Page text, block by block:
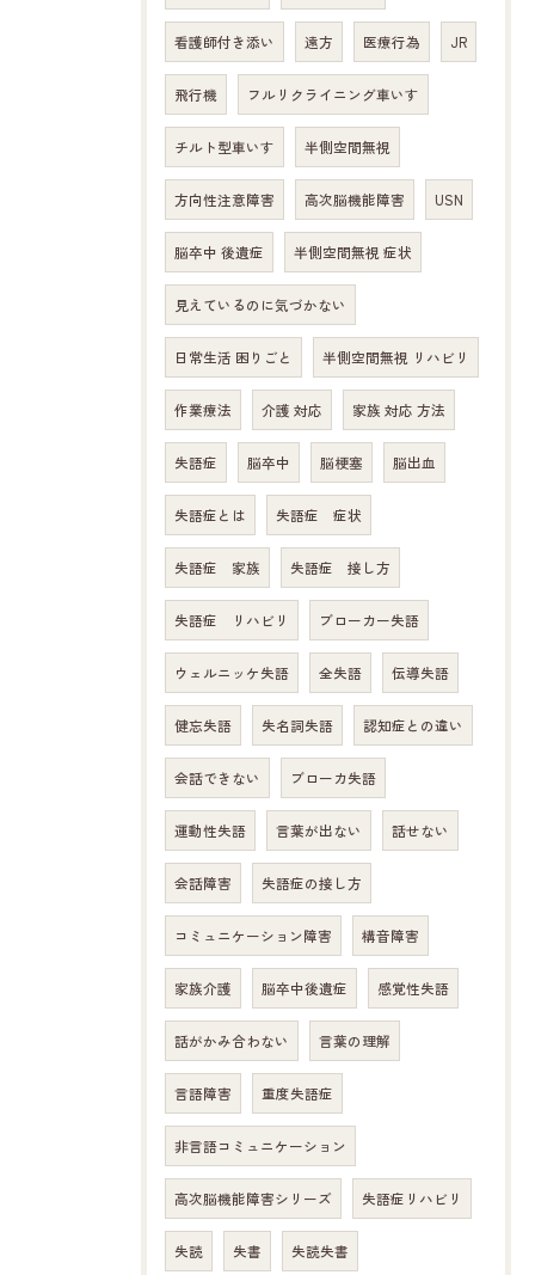
看護師付き添い 遠方 医療行為 JR
飛行機 フルリクライニング車いす
チルト型車いす 半側空間無視
方向性注意障害 高次脳機能障害 USN
脳卒中 後遺症 半側空間無視 症状
見えているのに気づかない
日常生活 困りごと 半側空間無視 リハビリ
作業療法 介護 対応 家族 対応 方法
失語症 脳卒中 脳梗塞 脳出血
失語症とは 失語症 症状
失語症 家族 失語症 接し方
失語症 リハビリ ブローカー失語
ウェルニッケ失語 全失語 伝導失語
健忘失語 失名詞失語 認知症との違い
会話できない ブローカ失語
運動性失語 言葉が出ない 話せない
会話障害 失語症の接し方
コミュニケーション障害 構音障害
家族介護 脳卒中後遺症 感覚性失語
話がかみ合わない 言葉の理解
言語障害 重度失語症
非言語コミュニケーション
高次脳機能障害シリーズ 失語症リハビリ
失読 失書 失読失書